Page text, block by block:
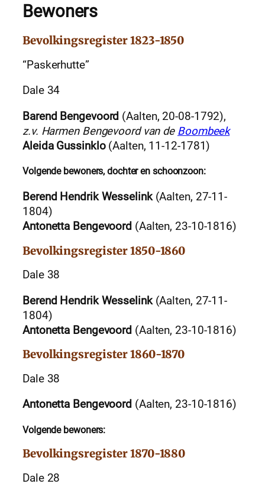
Bewoners
Bevolkingsregister 1823-1850
“Paskerhutte”
Dale 34
Barend Bengevoord (Aalten, 20-08-1792),
z.v. Harmen Bengevoord van de Boombeek
Aleida Gussinklo(Aalten, 11-12-1781)
Volgende bewoners, dochter en schoonzoon:
Berend Hendrik Wesselink(Aalten, 27-11-
1804)
Antonetta Bengevoord (Aalten, 23-10-1816)
Bevolkingsregister 1850-1860
Dale 38
Berend Hendrik Wesselink(Aalten, 27-11-
1804)
Antonetta Bengevoord (Aalten, 23-10-1816)
Bevolkingsregister 1860-1870
Dale 38
Antonetta Bengevoord (Aalten, 23-10-1816)
Volgende bewoners:
Bevolkingsregister 1870-1880
Dale 28